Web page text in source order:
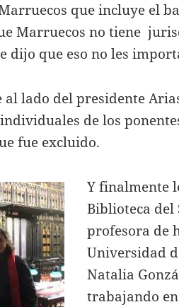
que incluye el
Marruecos no tiene
dijo que eso no les
lado del presidente
de los
fue excluido.
Y finalmente
Biblioteca del
profesora de
Universidad
Natalia
trabajando